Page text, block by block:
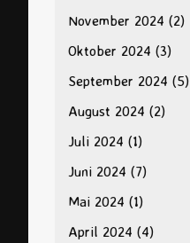
November 2024 (2)
Oktober 2024 (3)
September 2024 (5)
August 2024 (2)
Juli 2024 (1)
Juni 2024 (7)
Mai 2024 (1)
April 2024 (4)